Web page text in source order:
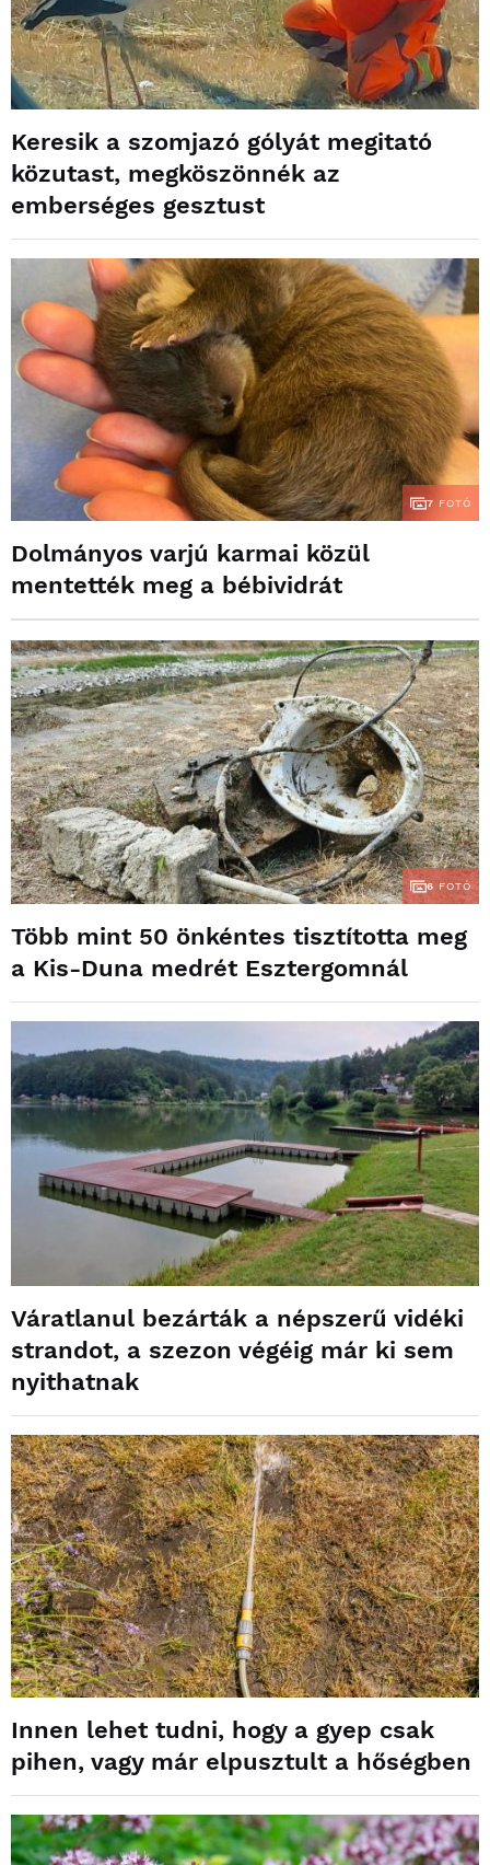
Keresik a szomjazó gólyát megitató
közutast, megköszönnék az
emberséges gesztust
7 FOTÓ
Dolmányos varjú karmai közül
mentették meg a bébividrát
6 FOTÓ
Több mint 50 önkéntes tisztította meg
a Kis-Duna medrét Esztergomnál
Váratlanul bezárták a népszerű vidéki
strandot, a szezon végéig már ki sem
nyithatnak
Innen lehet tudni, hogy a gyep csak
pihen, vagy már elpusztult a hőségben